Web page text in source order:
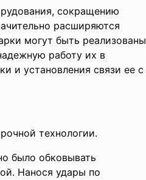
сокращению
расширяются
могут быть реализованы
работу их в
и установления связи ее с
технологии.
было обковывать
Нанося удары по